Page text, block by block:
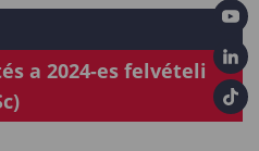
a 2024-es felvételi